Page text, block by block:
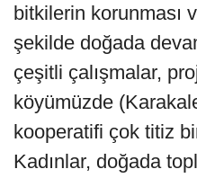
bitkilerin korunması
şekilde doğada
çeşitli çalışmalar,
köyümüzde
kooperatifi çok titiz
Kadınlar, doğada